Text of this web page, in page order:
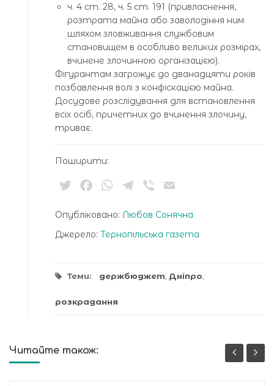
ч. 4 ст. 28, ч. 5 ст. 191 (привласнення,
розтрата майна або заволодіння ним
шляхом зловживання службовим
становищем в особливо великих розмірах,
вчинене злочинною організацією).
Фігурантам загрожує до дванадцяти років
позбавлення волі з конфіскацією майна.
Досудове розслідування для встановлення
всіх осіб, причетних до вчинення злочину,
триває.
Поширити:
TwitterFacebookWhatsApp
Telegram
Viber
Опубліковано: Любов Сонячна
Джерело: Тернопільська газета
Теми: держбюджет, Дніпро,
розкрадання
Читайте також: